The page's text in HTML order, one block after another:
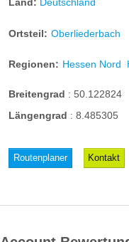
Ortsteil: Oberliederbach
Regionen: Hessen Nord
Breitengrad : 50.122824
Längengrad : 8.485305
Routenplaner Kontakt